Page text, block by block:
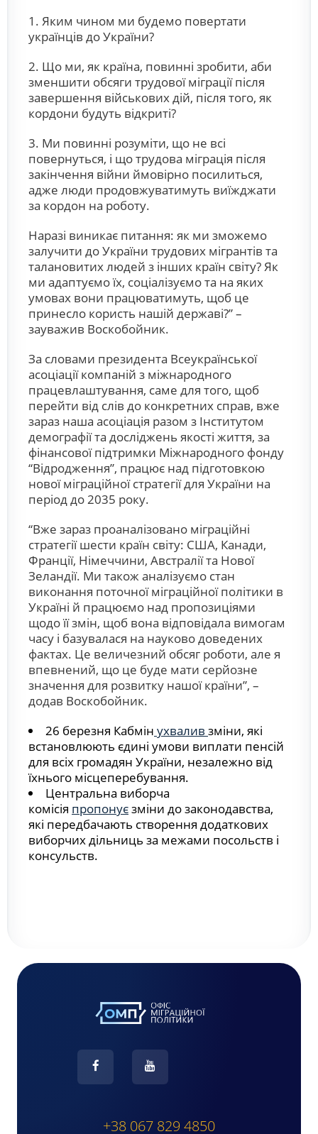
1. Яким чином ми будемо повертати
українців до України?
2. Що ми, як країна, повинні зробити, аби
зменшити обсяги трудової міграції після
завершення військових дій, після того, як
кордони будуть відкриті?
3. Ми повинні розуміти, що не всі
повернуться, і що трудова міграція після
закінчення війни ймовірно посилиться,
адже люди продовжуватимуть виїжджати
за кордон на роботу.
Наразі виникає питання: як ми зможемо
залучити до України трудових мігрантів та
талановитих людей з інших країн світу? Як
ми адаптуємо їх, соціалізуємо та на яких
умовах вони працюватимуть, щоб це
принесло користь нашій державі?” –
зауважив Воскобойник.
За словами президента Всеукраїнської
асоціації компаній з міжнародного
працевлаштування, саме для того, щоб
перейти від слів до конкретних справ, вже
зараз наша асоціація разом з Інститутом
демографії та досліджень якості життя, за
фінансової підтримки Міжнародного фонду
“Відродження”, працює над підготовкою
нової міграційної стратегії для України на
період до 2035 року.
“Вже зараз проаналізовано міграційні
стратегії шести країн світу: США, Канади,
Франції, Німеччини, Австралії та Нової
Зеландії. Ми також аналізуємо стан
виконання поточної міграційної політики в
Україні й працюємо над пропозиціями
щодо її змін, щоб вона відповідала вимогам
часу і базувалася на науково доведених
фактах. Це величезний обсяг роботи, але я
впевнений, що це буде мати серйозне
значення для розвитку нашої країни”, –
додав Воскобойник.
26 березня Кабмін ухвалив зміни, які
встановлюють єдині умови виплати пенсій
для всіх громадян України, незалежно від
їхнього місцеперебування.
Центральна виборча
комісія пропонуєзміни до законодавства,
які передбачають створення додаткових
виборчих дільниць за межами посольств і
консульств.
+38 067 829 4850